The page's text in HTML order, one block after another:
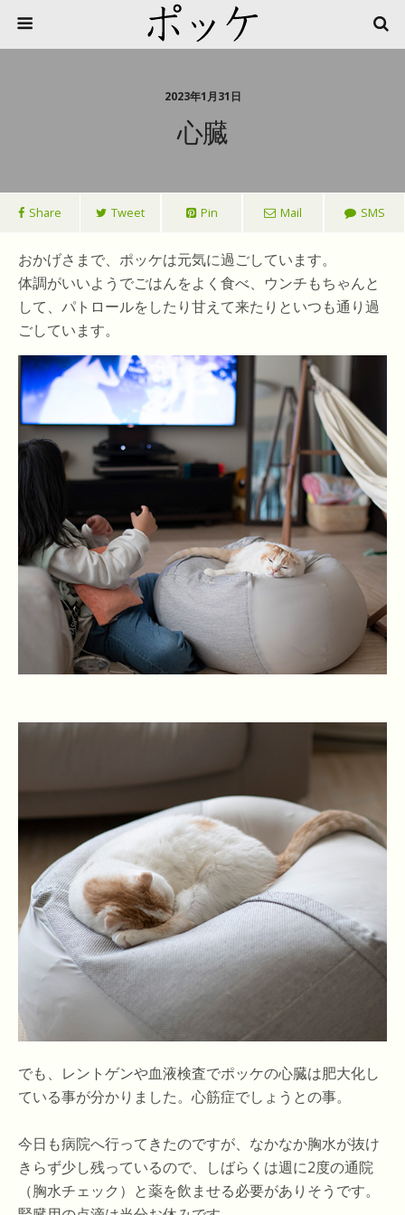
2023年1月31日
心臓
Share Tweet Pin Mail SMS
おかげさまで、ポッケは元気に過ごしています。
体調がいいようでごはんをよく食べ、ウンチもちゃんと
して、パトロールをしたり甘えて来たりといつも通り過
ごしています。
でも、レントゲンや血液検査でポッケの心臓は肥大化し
ている事が分かりました。心筋症でしょうとの事。
今日も病院へ行ってきたのですが、なかなか胸水が抜け
きらず少し残っているので、しばらくは週に2度の通院
（胸水チェック）と薬を飲ませる必要がありそうです。